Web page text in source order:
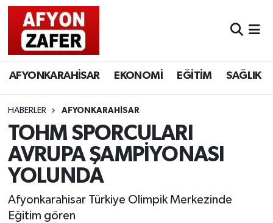
AFYONKARAHİSAR EKONOMİ EĞİTİM SAĞLIK
HABERLER AFYONKARAHİSAR
TOHM SPORCULARI
AVRUPA ŞAMPİYONASI
YOLUNDA
Afyonkarahisar Türkiye Olimpik Merkezinde
Eğitim gören